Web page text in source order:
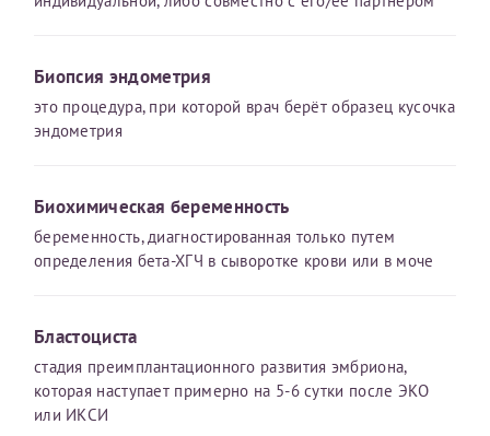
Биопсия эндометрия
это процедура, при которой врач берёт образец кусочка
эндометрия
Биохимическая беременность
беременность, диагностированная только путем
определения бета-ХГЧ в сыворотке крови или в моче
Бластоциста
стадия преимплантационного развития эмбриона,
которая наступает примерно на 5-6 сутки после ЭКО
или ИКСИ
налогоплательщика* (основной разворот с фотографией,